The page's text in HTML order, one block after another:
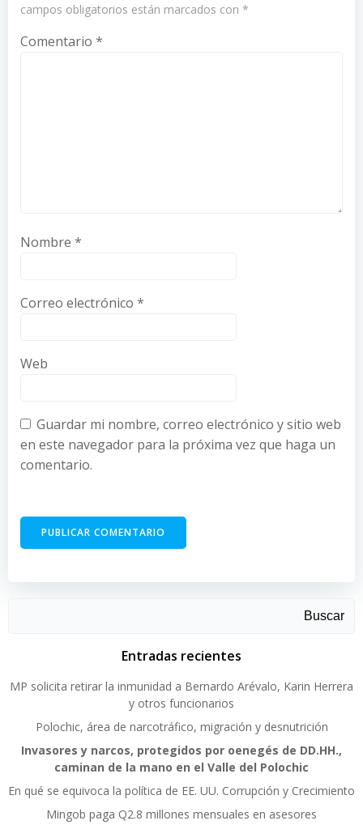
campos obligatorios están marcados con *
Comentario *
Nombre *
Correo electrónico *
Web
Guardar mi nombre, correo electrónico y sitio web
en este navegador para la próxima vez que haga un
comentario.
Buscar
Entradas recientes
MP solicita retirar la inmunidad a Bernardo Arévalo, Karin Herrera
y otros funcionarios
Polochic, área de narcotráfico, migración y desnutrición
Invasores y narcos, protegidos por oenegés de DD.HH.,
caminan de la mano en el Valle del Polochic
En qué se equivoca la política de EE. UU. Corrupción y Crecimiento
Mingob paga Q2.8 millones mensuales en asesores